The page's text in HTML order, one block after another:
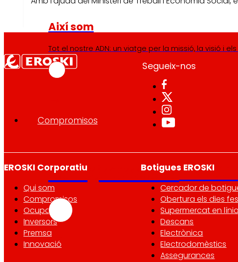
Així som
Tot el nostre ADN: un viatge per la missió, la visió i els
Compromisos
CompromisosEROSKI
Segueix-nos
EROSKI Corporatiu
Qui som
Compromisos
Ocupació
Inversors
Premsa
Innovació
Botigues EROSKI
Cercador de
Obertura els dies
Supermercat en línia
Descans
Electrònica
Electrodomèstics
Assegurances